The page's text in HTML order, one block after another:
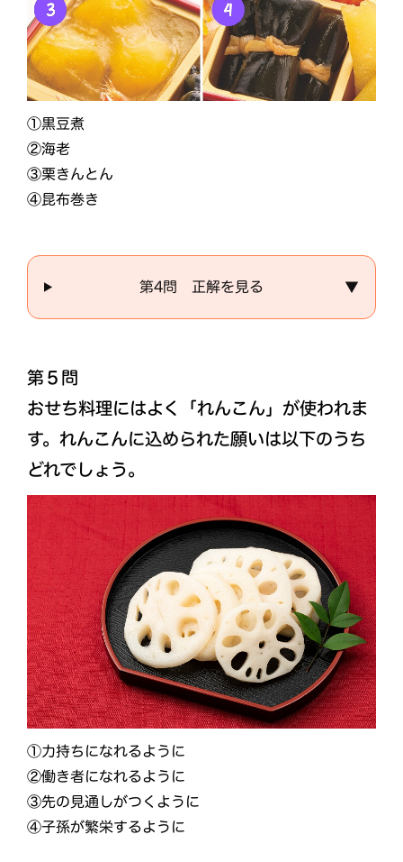
①黒豆煮
②海老
③栗きんとん
④昆布巻き
第4問 正解を見る ▼
第５問
おせち料理にはよく「れんこん」が使われま
す。れんこんに込められた願いは以下のうち
どれでしょう。
①力持ちになれるように
②働き者になれるように
③先の見通しがつくように
④子孫が繁栄するように